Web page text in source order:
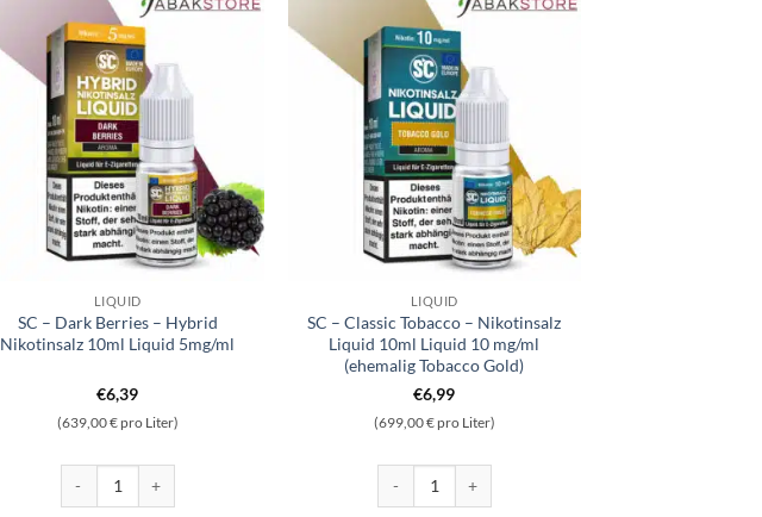
LIQUID
SC – Dark Berries – Hybrid
Nikotinsalz 10ml Liquid 5mg/ml
€6,39
(639,00 € pro Liter)
LIQUID
SC – Classic Tobacco – Nikotinsalz
Liquid 10ml Liquid 10 mg/ml
(ehemalig Tobacco Gold)
€6,99
(699,00 € pro Liter)